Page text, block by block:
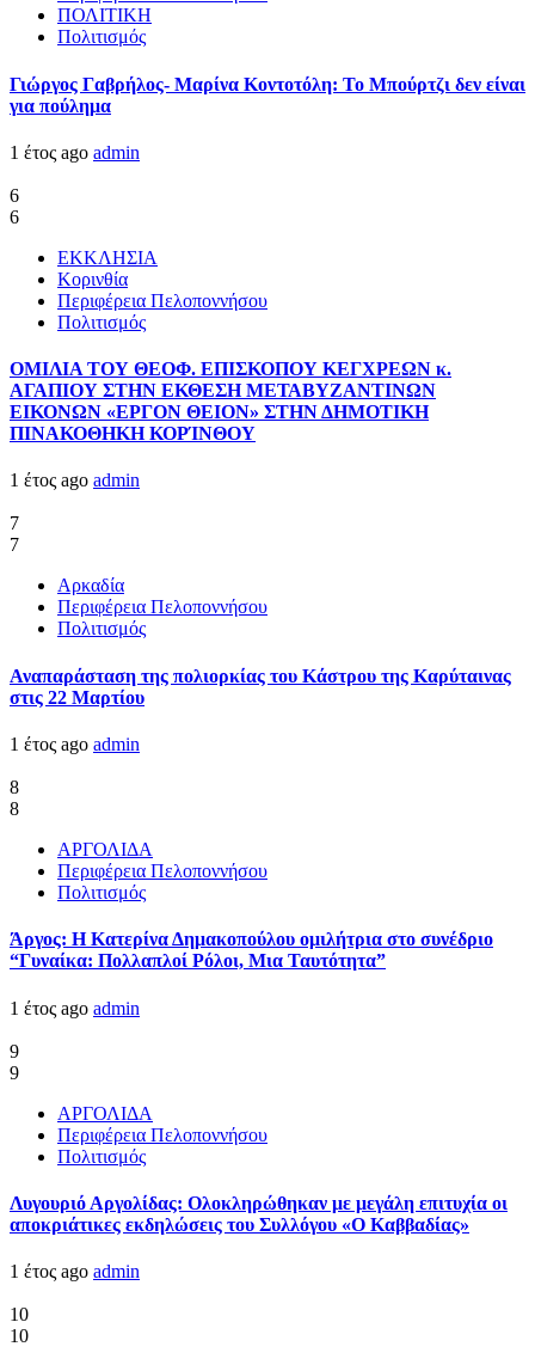
ΠΟΛΙΤΙΚΗ
Πολιτισμός
Γιώργος Γαβρήλος- Μαρίνα Κοντοτόλη: Το Μπούρτζι δεν είναι
για πούλημα
1 έτος ago admin
6
6
ΕΚΚΛΗΣΙΑ
Κορινθία
Περιφέρεια Πελοποννήσου
Πολιτισμός
ΟΜΙΛΙΑ ΤΟΥ ΘΕΟΦ. ΕΠΙΣΚΟΠΟΥ ΚΕΓΧΡΕΩΝ κ.
ΑΓΑΠΙΟΥ ΣΤΗΝ ΕΚΘΕΣΗ ΜΕΤΑΒΥΖΑΝΤΙΝΩΝ
ΕΙΚΟΝΩΝ «ΕΡΓΟΝ ΘΕΙΟΝ» ΣΤΗΝ ΔΗΜΟΤΙΚΗ
ΠΙΝΑΚΟΘΗΚΗ ΚΟΡΊΝΘΟΥ
1 έτος ago admin
7
7
Αρκαδία
Περιφέρεια Πελοποννήσου
Πολιτισμός
Αναπαράσταση της πολιορκίας του Κάστρου της Καρύταινας
στις 22 Μαρτίου
1 έτος ago admin
8
8
ΑΡΓΟΛΙΔΑ
Περιφέρεια Πελοποννήσου
Πολιτισμός
Άργος: Η Κατερίνα Δημακοπούλου ομιλήτρια στο συνέδριο
“Γυναίκα: Πολλαπλοί Ρόλοι, Μια Ταυτότητα”
1 έτος ago admin
9
9
ΑΡΓΟΛΙΔΑ
Περιφέρεια Πελοποννήσου
Πολιτισμός
Λυγουριό Αργολίδας: Ολοκληρώθηκαν με μεγάλη επιτυχία οι
αποκριάτικες εκδηλώσεις του Συλλόγου «Ο Καββαδίας»
1 έτος ago admin
10
10